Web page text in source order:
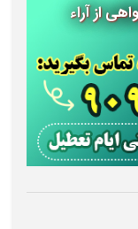
از آراء